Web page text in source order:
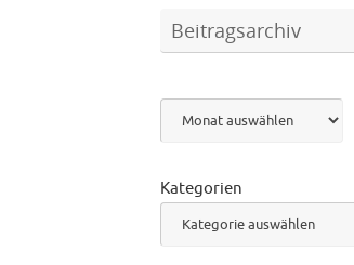
Beitragsarchiv
Archiv
Kategorien